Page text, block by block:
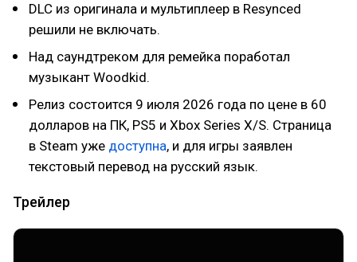
DLC из оригинала и мультиплеер в Resynced
решили не включать.
Над саундтреком для ремейка поработал
музыкант Woodkid.
Релиз состоится 9 июля 2026 года по цене в 60
долларов на ПК, PS5 и Xbox Series X/S. Страница
в Steam уже доступна, и для игры заявлен
текстовый перевод на русский язык.
Трейлер